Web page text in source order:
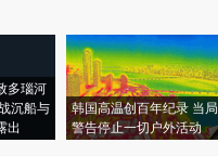
多瑙河
沉船与
出
韩国高温创百年纪录 当局
警告停止一切户外活动